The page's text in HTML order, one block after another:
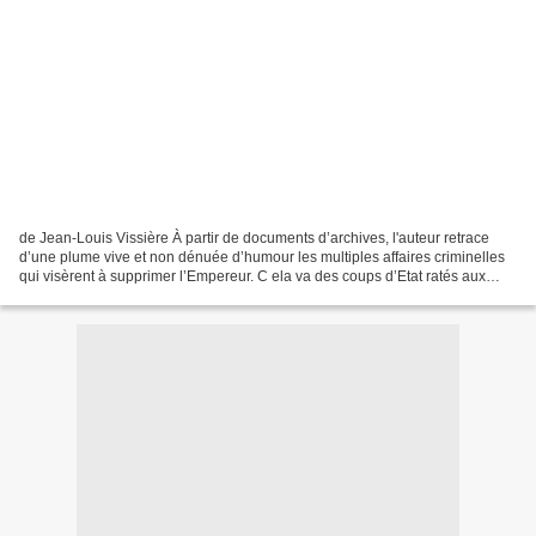
de Jean-Louis Vissière À partir de documents d’archives, l'auteur retrace
d’une plume vive et non dénuée d’humour les multiples affaires criminelles
qui visèrent à supprimer l’Empereur. C ela va des coups d’Etat ratés aux